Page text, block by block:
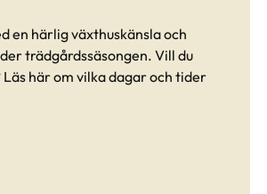
en härlig växthuskänsla och
trädgårdssäsongen. Vill du
här om vilka dagar och tider